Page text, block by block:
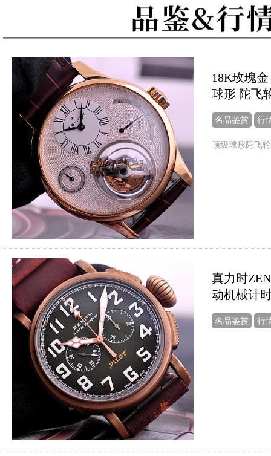
18K玫瑰
球形 陀飞
名品鉴赏 行
顶级球形陀飞
真力时
动机械计
名品鉴赏 行